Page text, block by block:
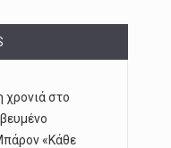
χρονιά στο
«Κάθε